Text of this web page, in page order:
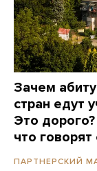
Зачем
стран едут
Это
что
ПАРТНЕРСКИЙ